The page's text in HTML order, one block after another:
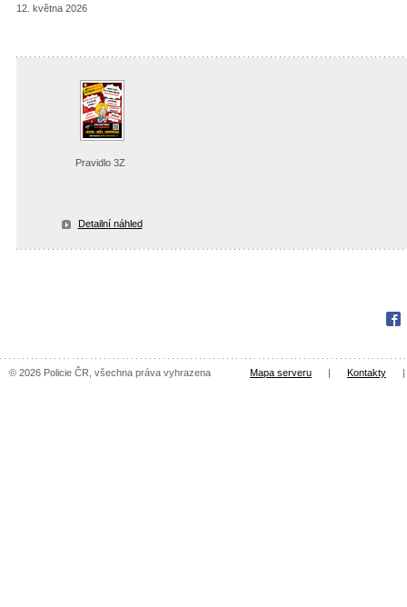
12. května 2026
Pravidlo 3Z
Detailní náhled
© 2026 Policie ČR, všechna práva vyhrazena Mapa serveru | Kontakty |